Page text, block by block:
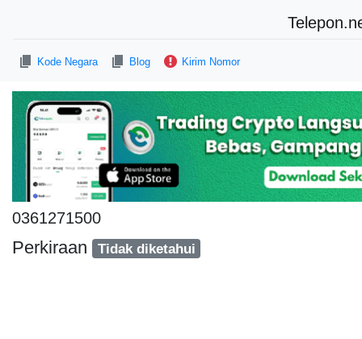
Kode Negara Blog Kirim Nomor
0361271500
Perkiraan Tidak diketahui